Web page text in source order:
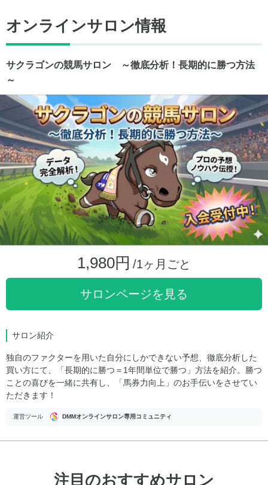
オンラインサロン情報
サクラゴンの競馬サロン ～徹底分析！長期的に勝つ方法
～
1,980円 /1ヶ月ごと
サロンページを見る
サロン紹介
独自のファクターを用いた自分にしかできない予想、徹底分析した
買い方にて、「長期的に勝つ＝1年間単位で勝つ」方法を紹介。勝つ
ことの喜びを一緒に共有し、「馬券力向上」のお手伝いをさせてい
ただきます！
運営ツール DMMオンラインサロン専用コミュニティ
注目のおすすめサロン